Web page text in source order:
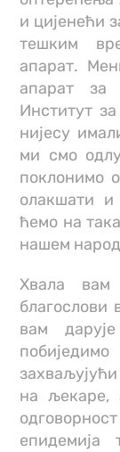
и цијенећи
тешким
апарат.
апарат за
Институт
нијесу
ми смо
поклонимо
олакшати
ћемо на
нашем
Хвала
благослови
вам
на љекаре,
епидемија